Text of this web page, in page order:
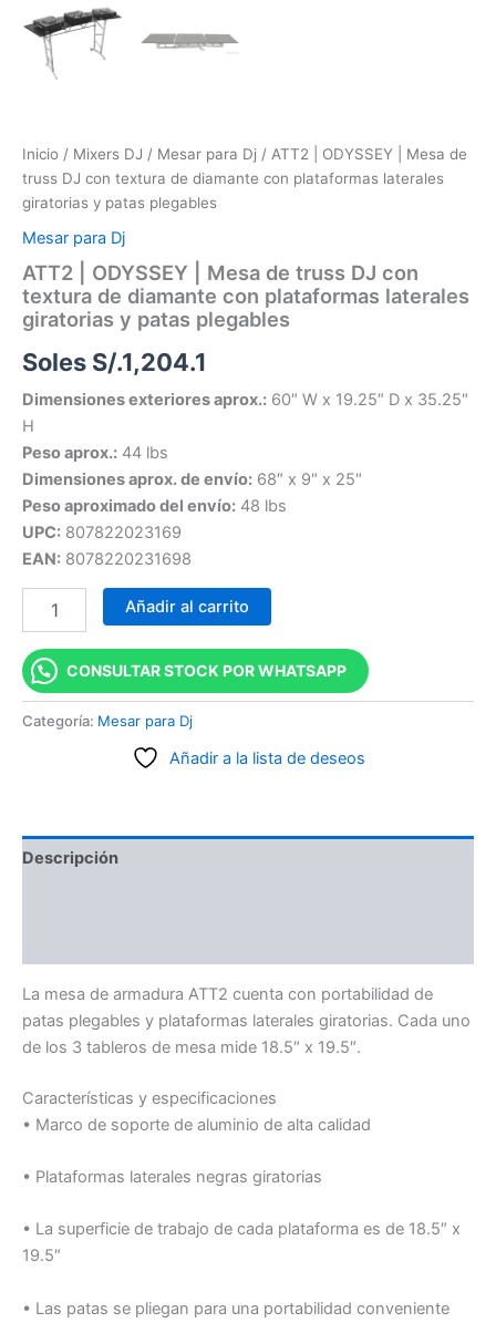
Inicio / Mixers DJ / Mesar para Dj / ATT2 | ODYSSEY | Mesa de
truss DJ con textura de diamante con plataformas laterales
giratorias y patas plegables
Mesar para Dj
ATT2 | ODYSSEY | Mesa de truss DJ con
textura de diamante con plataformas laterales
giratorias y patas plegables
Soles S/.1,204.1
Dimensiones exteriores aprox.: 60″ W x 19.25″ D x 35.25″
H
Peso aprox.: 44 lbs
Dimensiones aprox. de envío: 68″ x 9″ x 25″
Peso aproximado del envío: 48 lbs
UPC: 807822023169
EAN: 8078220231698
Añadir al carrito
CONSULTAR STOCK POR WHATSAPP
Categoría: Mesar para Dj
Añadir a la lista de deseos
Descripción
La mesa de armadura ATT2 cuenta con portabilidad de
patas plegables y plataformas laterales giratorias. Cada uno
de los 3 tableros de mesa mide 18.5″ x 19.5″.
Características y especificaciones
• Marco de soporte de aluminio de alta calidad
• Plataformas laterales negras giratorias
• La superficie de trabajo de cada plataforma es de 18.5″ x
19.5″
• Las patas se pliegan para una portabilidad conveniente